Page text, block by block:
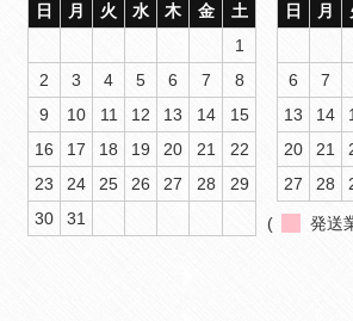
日
月 火 水 木 金
土
1
2
3 4 5 6 7
8
9
10 11 12 13 14
15
16
17 18 19 20 21
22
23
24 25 26 27 28
29
30
31
日
月
6
7
13
14
20
21
27
28
( 発送